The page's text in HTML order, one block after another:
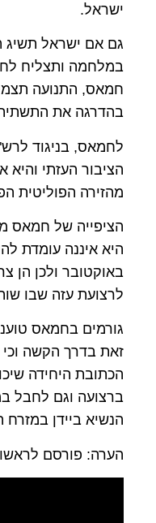
ישראל.
גם אם ישראל תשיג
במלחמה ותצליח
חמאס, התנועה
בהדרגה את
לחמאס, בניגוד
הציבור העזתי והיא
מהזירה הפוליטית
הציפייה של חמאס
באוקטובר ולכן הן
לרצועת עזה שבו
גורמים בחמאס
זאת בדרך הקשה
הכתובת היחידה
ברצועה וגם לחבל
הנשיא ביידן במזרח
הערה: פורסם